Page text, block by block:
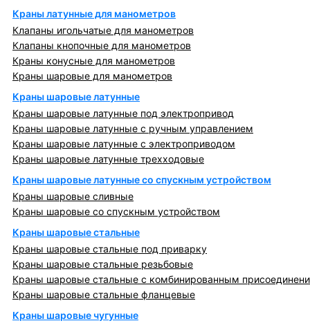
Краны латунные для манометров
Клапаны игольчатые для манометров
Клапаны кнопочные для манометров
Краны конусные для манометров
Краны шаровые для манометров
Краны шаровые латунные
Краны шаровые латунные под электропривод
Краны шаровые латунные с ручным управлением
Краны шаровые латунные с электроприводом
Краны шаровые латунные трехходовые
Краны шаровые латунные со спускным устройством
Краны шаровые сливные
Краны шаровые со спускным устройством
Краны шаровые стальные
Краны шаровые стальные под приварку
Краны шаровые стальные резьбовые
Краны шаровые стальные с комбинированным
Краны шаровые стальные фланцевые
Краны шаровые чугунные